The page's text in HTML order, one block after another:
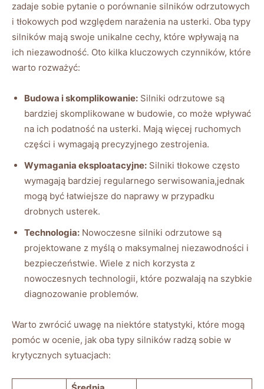
zadaje sobie pytanie o porównanie silników odrzutowych⁤
i tłokowych pod względem narażenia na usterki. Oba‌ typy
silników mają⁢ swoje ⁤unikalne cechy, które wpływają na
ich niezawodność.⁤ Oto kilka kluczowych czynników, które
warto rozważyć:
Budowa i skomplikowanie: Silniki odrzutowe są
bardziej ‍skomplikowane w​ budowie,⁣ co⁢ może ⁣wpływać
na ich‌ podatność na usterki. Mają więcej​ ruchomych
części i ​wymagają precyzyjnego zestrojenia.
Wymagania eksploatacyjne: Silniki tłokowe często
wymagają bardziej ⁢regularnego serwisowania,jednak
mogą ⁣być ⁢łatwiejsze do‌ naprawy w przypadku
drobnych usterek.
Technologia: Nowoczesne silniki odrzutowe są
⁣projektowane z myślą o maksymalnej niezawodności⁤ i
bezpieczeństwie. Wiele z nich korzysta z
nowoczesnych technologii, które pozwalają na szybkie
diagnozowanie ​problemów.
Warto zwrócić uwagę na ⁣niektóre statystyki,⁢ które ⁣mogą
pomóc w⁢ ocenie, ‍jak oba‌ typy silników radzą sobie w
krytycznych sytuacjach: